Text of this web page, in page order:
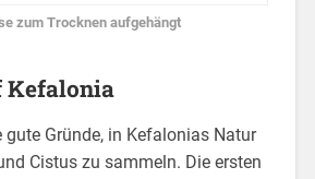
zum Trocknen aufgehängt
Kefalonia
gute Gründe, in Kefalonias Natur
Cistus zu sammeln. Die ersten